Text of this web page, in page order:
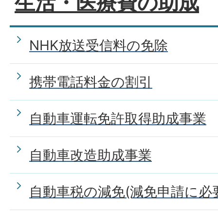
NHK放送受信料の免除
携帯電話料金の割引
自動車運転免許取得助成事業
自動車改造助成事業
自動車税の減免(減免申請に